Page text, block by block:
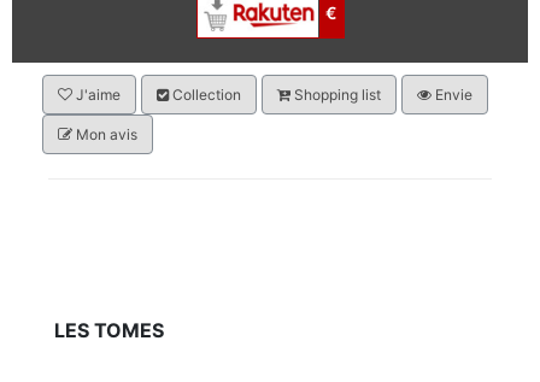
€
J'aime Collection Shopping list Envie
Mon avis
LES TOMES